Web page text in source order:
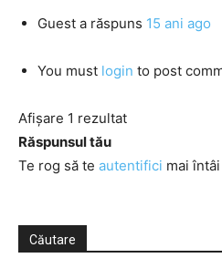
Guest a răspuns 15 ani ago
You must login to post
Afișare 1 rezultat
Răspunsul tău
Te rog să te autentifici mai
Căutare